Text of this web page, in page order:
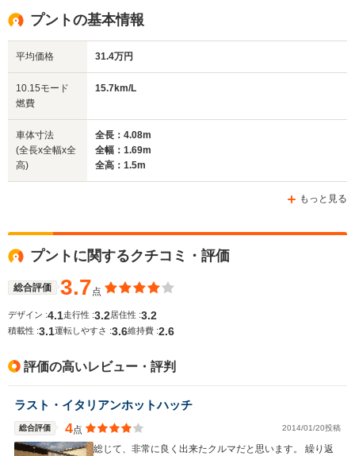
サイズ
(全長x全幅x全高)
WLTCモード
燃費
排気量
駆動方式
全長
-m
-
1368cc
FF
-
プントの基本情報
平均価格 31.4万円
10.15モード
燃費
15.7km/L
車体寸法
(全長x全幅x全
高)
全長：4.08m
全幅：1.69m
全高：1.5m
もっと見る
プントに関するクチコミ・評価
総合評価 3.7点
デザイン :4.1走行性 :3.2 居住性 :3.2
積載性 :3.1運転しやすさ :3.6維持費 :2.6
評価の高いレビュー・評判
ラスト・イタリアンホットハッチ
総合評価 4点 2014/01/20投稿
総じて、非常に良く出来たクルマだと思います。 繰り返